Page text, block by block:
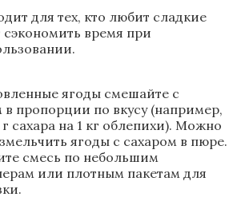
для тех, кто любит сладкие
сэкономить время при
ягоды смешайте с
в пропорции по вкусу (например,
сахара на 1 кг облепихи). Можно
ягоды с сахаром в пюре.
смесь по небольшим
или плотным пакетам для